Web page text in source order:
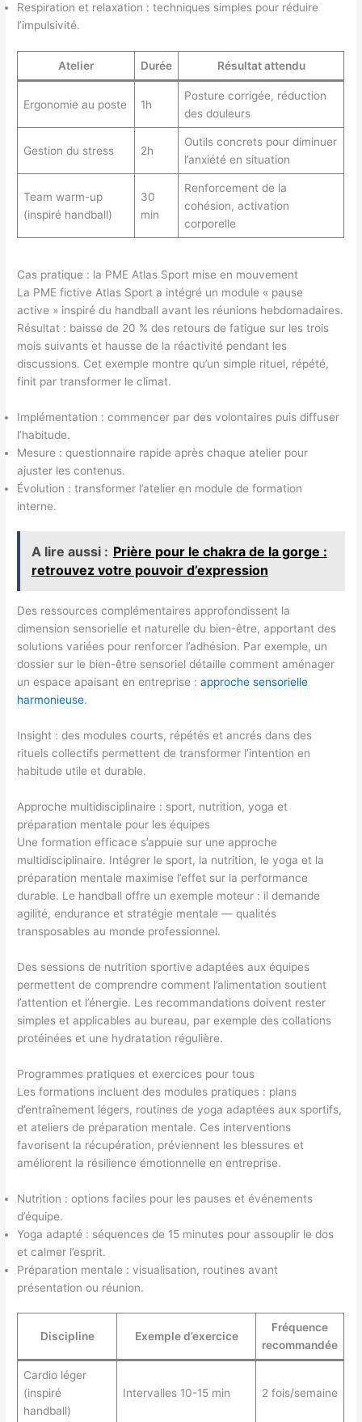
Respiration et relaxation : techniques simples pour réduire
l’impulsivité.
Atelier Durée Résultat attendu
Ergonomie au poste 1h
Posture corrigée, réduction
des douleurs
Gestion du stress 2h
Outils concrets pour diminuer
l’anxiété en situation
Team warm-up
(inspiré handball)
30
min
Renforcement de la
cohésion, activation
corporelle
Cas pratique : la PME Atlas Sport mise en mouvement
La PME fictive Atlas Sport a intégré un module « pause
active » inspiré du handball avant les réunions hebdomadaires.
Résultat : baisse de 20 % des retours de fatigue sur les trois
mois suivants et hausse de la réactivité pendant les
discussions. Cet exemple montre qu’un simple rituel, répété,
finit par transformer le climat.
Implémentation : commencer par des volontaires puis diffuser
l’habitude.
Mesure : questionnaire rapide après chaque atelier pour
ajuster les contenus.
Évolution : transformer l’atelier en module de formation
interne.
A lire aussi : Prière pour le chakra de la gorge :
retrouvez votre pouvoir d’expression
Des ressources complémentaires approfondissent la
dimension sensorielle et naturelle du bien-être, apportant des
solutions variées pour renforcer l’adhésion. Par exemple, un
dossier sur le bien-être sensoriel détaille comment aménager
un espace apaisant en entreprise :approche sensorielle
harmonieuse.
Insight : des modules courts, répétés et ancrés dans des
rituels collectifs permettent de transformer l’intention en
habitude utile et durable.
Approche multidisciplinaire : sport, nutrition, yoga et
préparation mentale pour les équipes
Une formation efficace s’appuie sur une approche
multidisciplinaire. Intégrer le sport, la nutrition, le yoga et la
préparation mentale maximise l’effet sur la performance
durable. Le handball offre un exemple moteur : il demande
agilité, endurance et stratégie mentale — qualités
transposables au monde professionnel.
Des sessions de nutrition sportive adaptées aux équipes
permettent de comprendre comment l’alimentation soutient
l’attention et l’énergie. Les recommandations doivent rester
simples et applicables au bureau, par exemple des collations
protéinées et une hydratation régulière.
Programmes pratiques et exercices pour tous
Les formations incluent des modules pratiques : plans
d’entraînement légers, routines de yoga adaptées aux sportifs,
et ateliers de préparation mentale. Ces interventions
favorisent la récupération, préviennent les blessures et
améliorent la résilience émotionnelle en entreprise.
Nutrition : options faciles pour les pauses et événements
d’équipe.
Yoga adapté : séquences de 15 minutes pour assouplir le dos
et calmer l’esprit.
Préparation mentale : visualisation, routines avant
présentation ou réunion.
Discipline Exemple d’exercice
Fréquence
recommandée
Cardio léger
(inspiré
handball)
Intervalles 10-15 min 2 fois/semaine